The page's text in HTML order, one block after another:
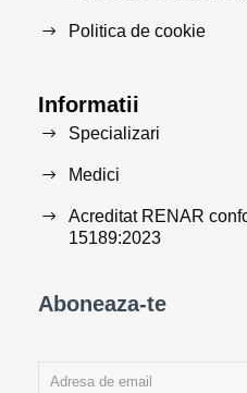
Politica de cookie
Informatii
Specializari
Medici
Acreditat RENAR
15189:2023
Aboneaza-te